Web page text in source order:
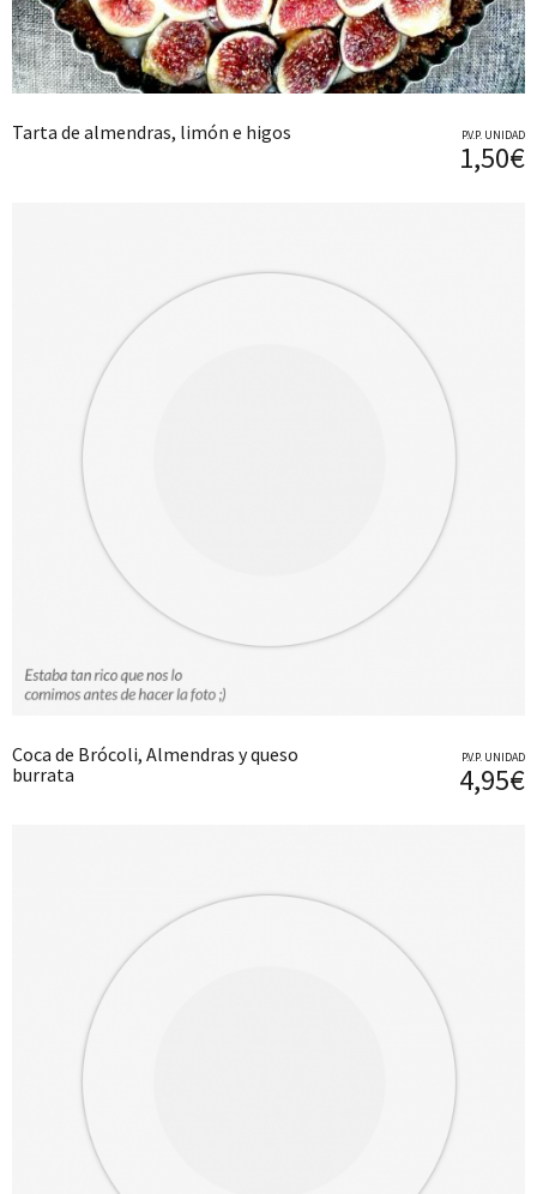
Tarta de almendras, limón e higos P.V.P. UNIDAD
1,50€
Coca de Brócoli, Almendras y queso
burrata
P.V.P. UNIDAD
4,95€